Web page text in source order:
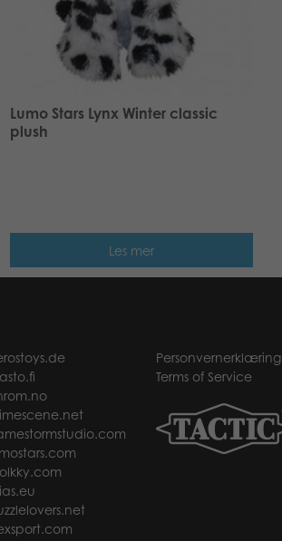
Lumo Stars Lynx Winter classic
plush
Les mer
Personvernerklæring
Terms of Service